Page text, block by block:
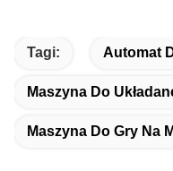
Tagi: Automat
Maszyna Do
Maszyna Do Gry Na